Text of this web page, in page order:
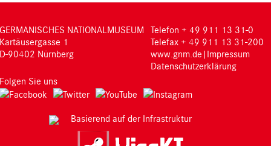
GERMANISCHES NATIONALMUSEUM
Kartäusergasse 1
D-90402 Nürnberg
Telefon + 49 911 13 31-0
Telefax + 49 911 13 31-200
www.gnm.de | Impressum
Datenschutzerklärung
Folgen Sie uns
Basierend auf der Infrastruktur